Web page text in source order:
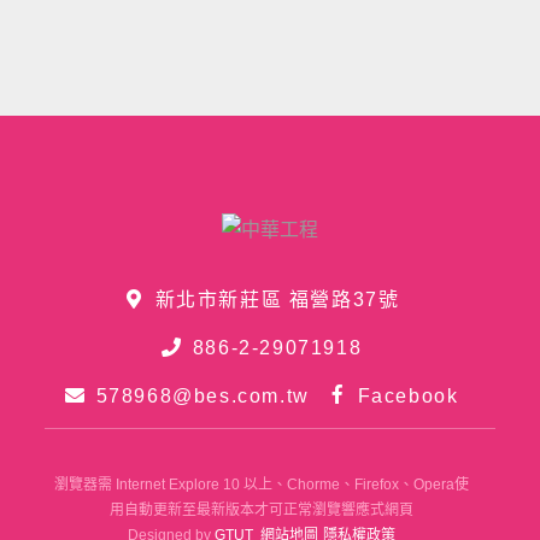
新北市新莊區 福營路37號
886-2-29071918
578968@bes.com.tw Facebook
瀏覽器需 Internet Explore 10 以上、Chorme、Firefox、Opera使
用自動更新至最新版本才可正常瀏覽響應式網頁
Designed by GTUT 網站地圖 隱私權政策